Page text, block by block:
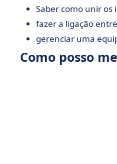
Saber como unir
fazer a ligação
gerenciar uma
Como posso